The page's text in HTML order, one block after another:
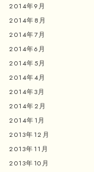
2014年9月
2014年8月
2014年7月
2014年6月
2014年5月
2014年4月
2014年3月
2014年2月
2014年1月
2013年12月
2013年11月
2013年10月